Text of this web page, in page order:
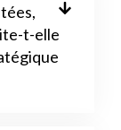
t-elle